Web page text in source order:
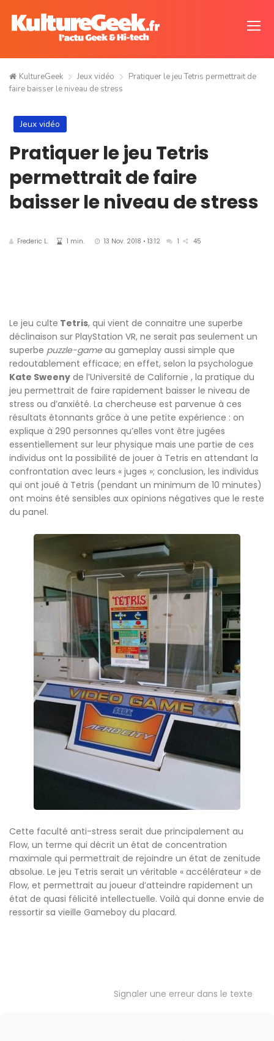
KultureGeek Jeux vidéo
Pratiquer le jeu Tetris permettrait de
faire baisser le niveau de stress
Jeux vidéo
Pratiquer le jeu Tetris
permettrait de faire
baisser le niveau de stress
Frederic L. 1 min. 13 Nov. 2018 • 13:12 1 45
Le jeu culte Tetris, qui vient de connaitre une superbe
déclinaison sur PlayStation VR, ne serait pas seulement un
superbe puzzle-gameau gameplay aussi simple que
redoutablement efficace; en effet, selon la psychologue
Kate Sweeny de l’Université de Californie , la pratique du
jeu permettrait de faire rapidement baisser le niveau de
stress ou d’anxiété. La chercheuse est parvenue à ces
résultats étonnants grâce à une petite expérience : on
explique à 290 personnes qu’elles vont être jugées
essentiellement sur leur physique mais une partie de ces
individus ont la possibilité de jouer à Tetris en attendant la
confrontation avec leurs « juges »; conclusion, les individus
qui ont joué à Tetris (pendant un minimum de 10 minutes)
ont moins été sensibles aux opinions négatives que le reste
du panel.
Cette faculté anti-stress serait due principalement au
Flow, un terme qui décrit un état de concentration
maximale qui permettrait de rejoindre un état de zenitude
absolue. Le jeu Tetris serait un véritable « accélérateur » de
Flow, et permettrait au joueur d’atteindre rapidement un
état de quasi félicité intellectuelle. Voilà qui donne envie de
ressortir sa vieille Gameboy du placard.
Signaler une erreur dans le texte